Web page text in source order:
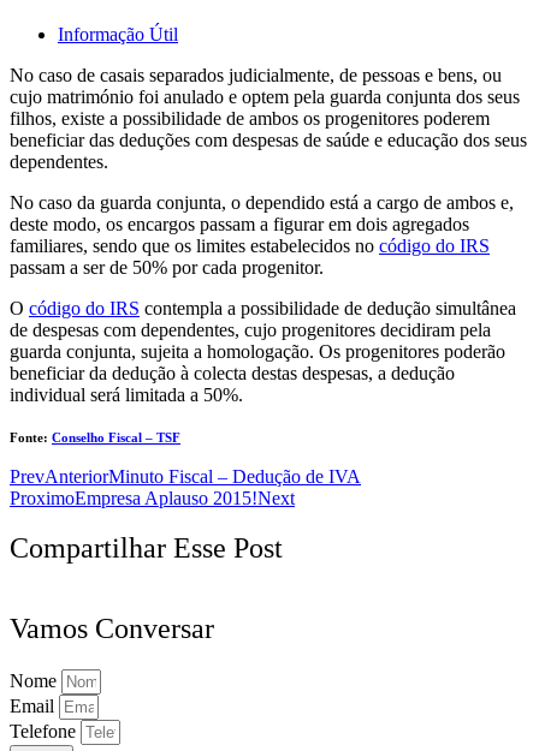
Informação Útil
No caso de casais separados judicialmente, de pessoas e bens, ou
cujo matrimónio foi anulado e optem pela guarda conjunta dos seus
filhos, existe a possibilidade de ambos os progenitores poderem
beneficiar das deduções com despesas de saúde e educação dos seus
dependentes.
No caso da guarda conjunta, o dependido está a cargo de ambos e,
deste modo, os encargos passam a figurar em dois agregados
familiares, sendo que os limites estabelecidos no código do IRS
passam a ser de 50% por cada progenitor.
O código do IRS contempla a possibilidade de dedução simultânea
de despesas com dependentes, cujo progenitores decidiram pela
guarda conjunta, sujeita a homologação. Os progenitores poderão
beneficiar da dedução à colecta destas despesas, a dedução
individual será limitada a 50%.
Fonte: Conselho Fiscal – TSF
PrevAnteriorMinuto Fiscal – Dedução de IVA
ProximoEmpresa Aplauso 2015!Next
Compartilhar Esse Post
Vamos Conversar
Nome
Email
Telefone